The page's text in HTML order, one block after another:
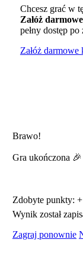
Chcesz grać w
Załóż
pełny dostęp
Załóż darmowe
Brawo!
Gra ukończona 🎉
Zdobyte punkty: +
Wynik został
Zagraj ponownie